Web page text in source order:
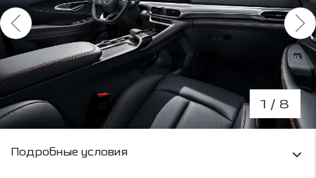
1 / 8
Условия кредитования и информация о
Подробные условия